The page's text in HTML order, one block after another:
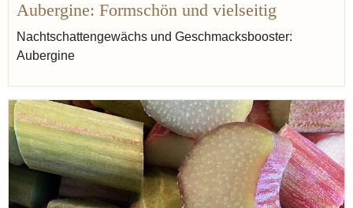
Aubergine: Formschön und vielseitig
Nachtschattengewächs und Geschmacksbooster:
Aubergine